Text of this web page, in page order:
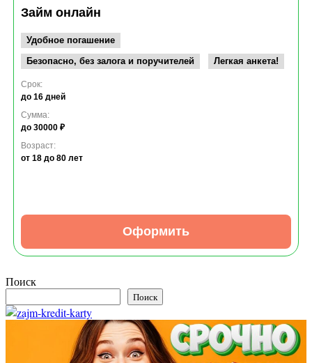
Займ онлайн
Удобное погашение
Безопасно, без залога и поручителей
Легкая анкета!
Срок:
до 16 дней
Сумма:
до 30000 ₽
Возраст:
от 18 до 80 лет
Оформить
Поиск
Поиск